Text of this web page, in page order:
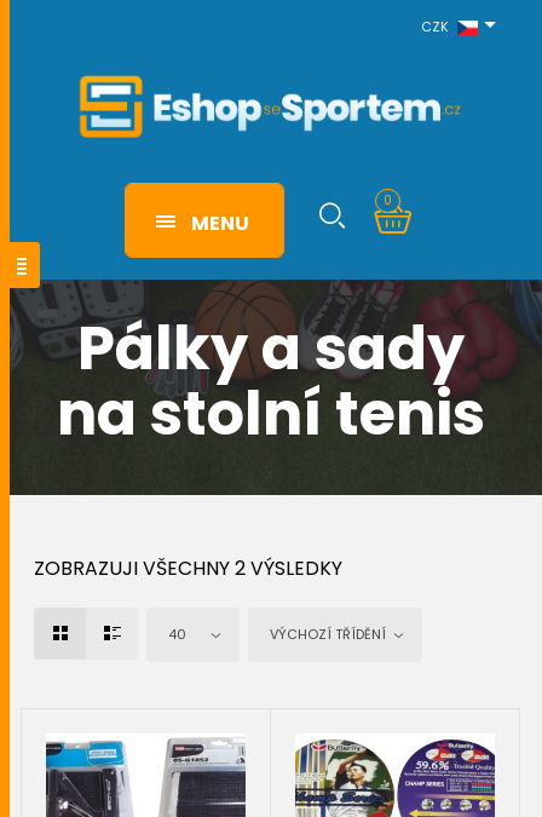
CZK
MENU
0
Pálky a sady
na stolní tenis
ZOBRAZUJI VŠECHNY 2 VÝSLEDKY
40 VÝCHOZÍ TŘÍDĚNÍ